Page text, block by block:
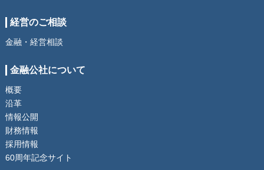
経営のご相談
金融・経営相談
金融公社について
概要
沿革
情報公開
財務情報
採用情報
60周年記念サイト